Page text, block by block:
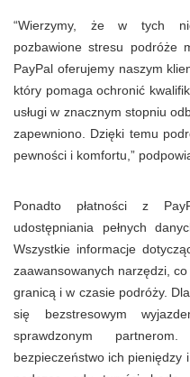
“Wierzymy, że w tych
pozbawione stresu podróże
PayPal oferujemy naszym
który pomaga ochronić
usługi w znacznym stopniu
zapewniono. Dzięki temu
pewności i komfortu,”
Ponadto płatności z
udostępniania pełnych
Wszystkie informacje
zaawansowanych narzędzi,
granicą i w czasie podróży.
się bezstresowym
sprawdzonym
bezpieczeństwo ich pieniędzy